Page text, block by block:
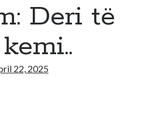
Deri të
22, 2025